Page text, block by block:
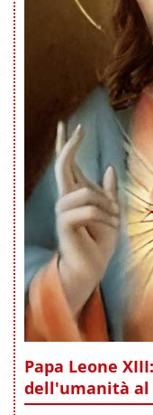
Papa Leone
dell'umanità al